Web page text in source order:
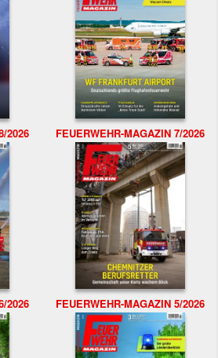
2026 FEUERWEHR-MAGAZIN 7/2026
2026 FEUERWEHR-MAGAZIN 5/2026